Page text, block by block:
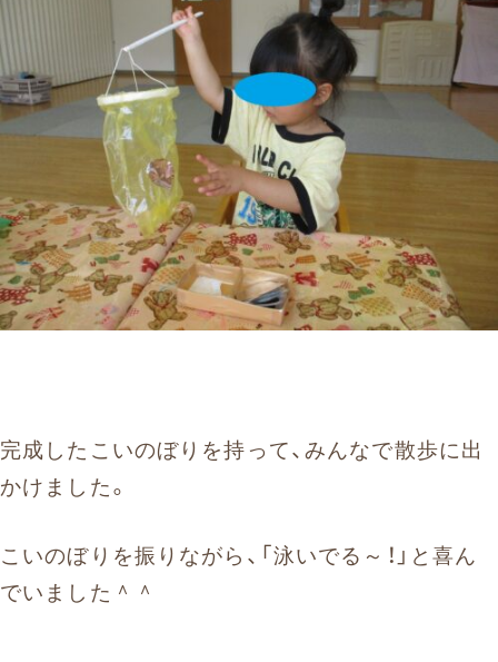
完成したこいのぼりを持って、みんなで散歩に出
かけました。
こいのぼりを振りながら、「泳いでる～！」と喜ん
でいました＾＾